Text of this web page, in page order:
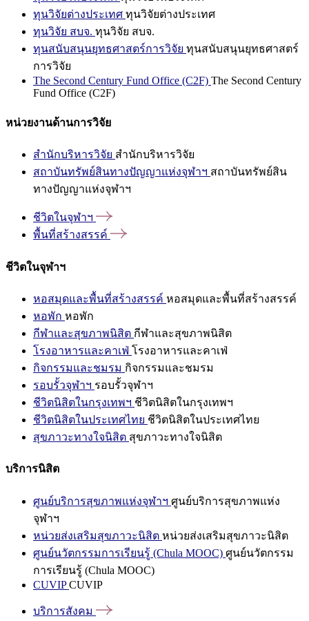
ทุนวิจัยต่างประเทศ ทุนวิจัยต่างประเทศ
ทุนวิจัย สบจ. ทุนวิจัย สบจ.
ทุนสนับสนุนยุทธศาสตร์การวิจัย ทุนสนับสนุนยุทธศาสตร์
การวิจัย
The Second Century Fund Office (C2F) The Second Century
Fund Office (C2F)
หน่วยงานด้านการวิจัย
สำนักบริหารวิจัย สำนักบริหารวิจัย
สถาบันทรัพย์สินทางปัญญาแห่งจุฬาฯ สถาบันทรัพย์สิน
ทางปัญญาแห่งจุฬาฯ
ชีวิตในจุฬาฯ
พื้นที่สร้างสรรค์
ชีวิตในจุฬาฯ
หอสมุดและพื้นที่สร้างสรรค์ หอสมุดและพื้นที่สร้างสรรค์
หอพัก หอพัก
กีฬาและสุขภาพนิสิต กีฬาและสุขภาพนิสิต
โรงอาหารและคาเฟ่ โรงอาหารและคาเฟ่
กิจกรรมและชมรม กิจกรรมและชมรม
รอบรั้วจุฬาฯ รอบรั้วจุฬาฯ
ชีวิตนิสิตในกรุงเทพฯ ชีวิตนิสิตในกรุงเทพฯ
ชีวิตนิสิตในประเทศไทย ชีวิตนิสิตในประเทศไทย
สุขภาวะทางใจนิสิต สุขภาวะทางใจนิสิต
บริการนิสิต
ศูนย์บริการสุขภาพแห่งจุฬาฯ ศูนย์บริการสุขภาพแห่ง
จุฬาฯ
หน่วยส่งเสริมสุขภาวะนิสิต หน่วยส่งเสริมสุขภาวะนิสิต
ศูนย์นวัตกรรมการเรียนรู้ (Chula MOOC) ศูนย์นวัตกรรม
การเรียนรู้ (Chula MOOC)
CUVIPCUVIP
บริการสังคม